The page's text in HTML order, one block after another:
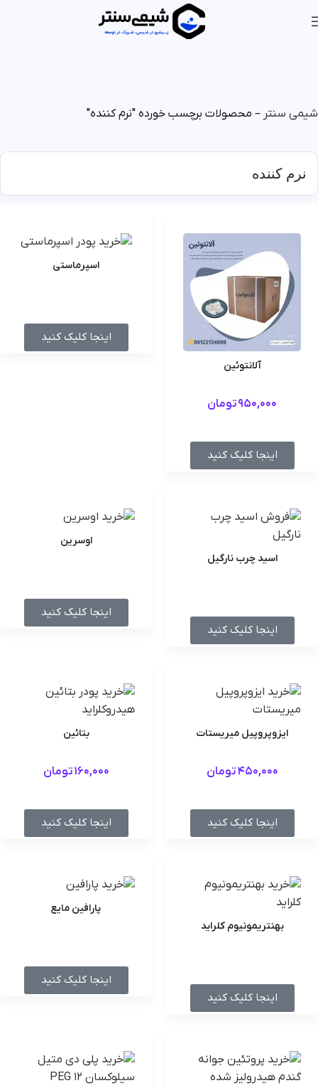
شیمی سنتر – محصولات برچسب خورده "نرم کننده"
نرم کننده
آلانتوئین
950,000تومان
اینجا کلیک کنید
اسپرماستی
اینجا کلیک کنید
اسید چرب نارگیل
اینجا کلیک کنید
اوسرین
اینجا کلیک کنید
ایزوپروپیل میریستات
450,000تومان
اینجا کلیک کنید
بتائین
160,000تومان
اینجا کلیک کنید
بهنتریمونیوم کلراید
اینجا کلیک کنید
پارافین مایع
اینجا کلیک کنید